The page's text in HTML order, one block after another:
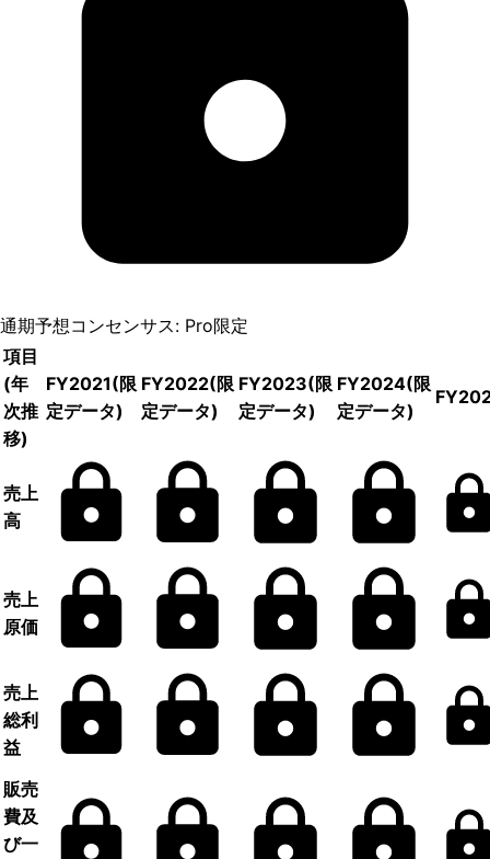
通期予想コンセンサス: Pro限定
項目
(年
次推
移)
FY2021(限
定データ)
FY2022(限
定データ)
FY2023(限
定データ)
FY2024(限
定データ)
売上
高
売上
原価
売上
総利
益
販売
費及
び一